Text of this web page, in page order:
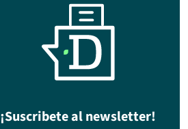
¡Suscribete al newsletter!